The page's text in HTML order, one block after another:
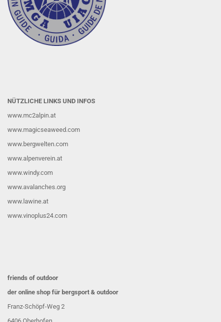
NÜTZLICHE LINKS UND INFOS
www.mc2alpin.at
www.magicseaweed.com
www.bergwelten.com
www.alpenverein.at
www.windy.com
www.avalanches.org
www.lawine.at
www.vinoplus24.com
friends of outdoor
der online shop für bergsport & outdoor
Franz-Schöpf-Weg 2